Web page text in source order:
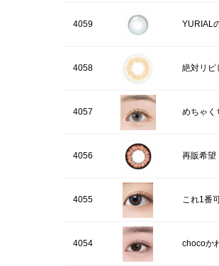
4059 YURIAL
4058 絶対リピ
4057 めちゃく
4056 再販希望
4055 これ1番
4054 chocoか